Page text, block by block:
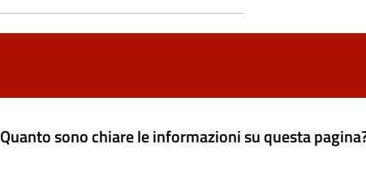
Quanto sono chiare le informazioni su questa